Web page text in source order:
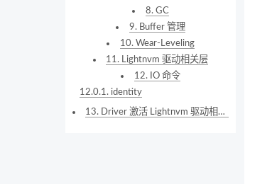
8. GC
9. Buffer 管理
10. Wear-Leveling
11. Lightnvm 驱动相关层
12. IO 命令
12.0.1. identity
13. Driver 激活 Lightnvm 驱动相关层